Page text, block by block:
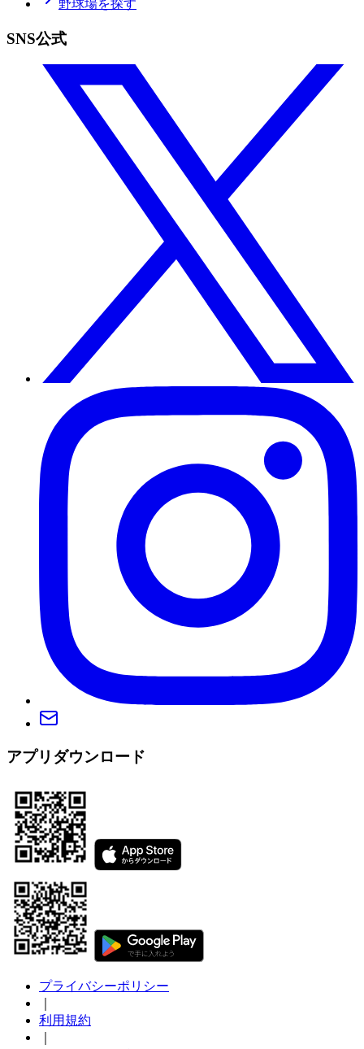
野球場を探す
SNS公式
アプリダウンロード
プライバシーポリシー
利用規約